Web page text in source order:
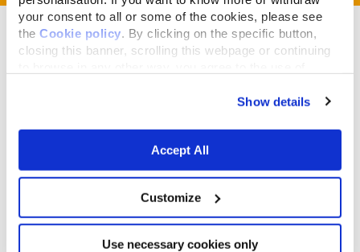
your consent to all or some of the cookies, please see
the Cookie policy . By clicking on the specific button,
closing this banner, scrolling this webpage or continuing
Show details
Accept All
Customize
Use necessary cookies only
Articoli correlati